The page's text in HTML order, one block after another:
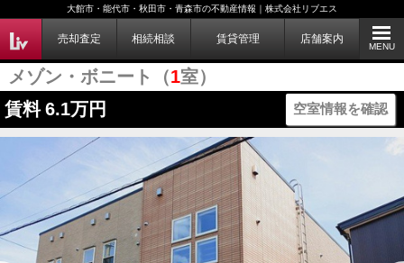
大館市・能代市・秋田市・青森市の不動産情報｜株式会社リブエス
売却査定 相続相談 賃貸管理 店舗案内
MENU
メゾン・ボニート（1室）
賃料 6.1万円 空室情報を確認